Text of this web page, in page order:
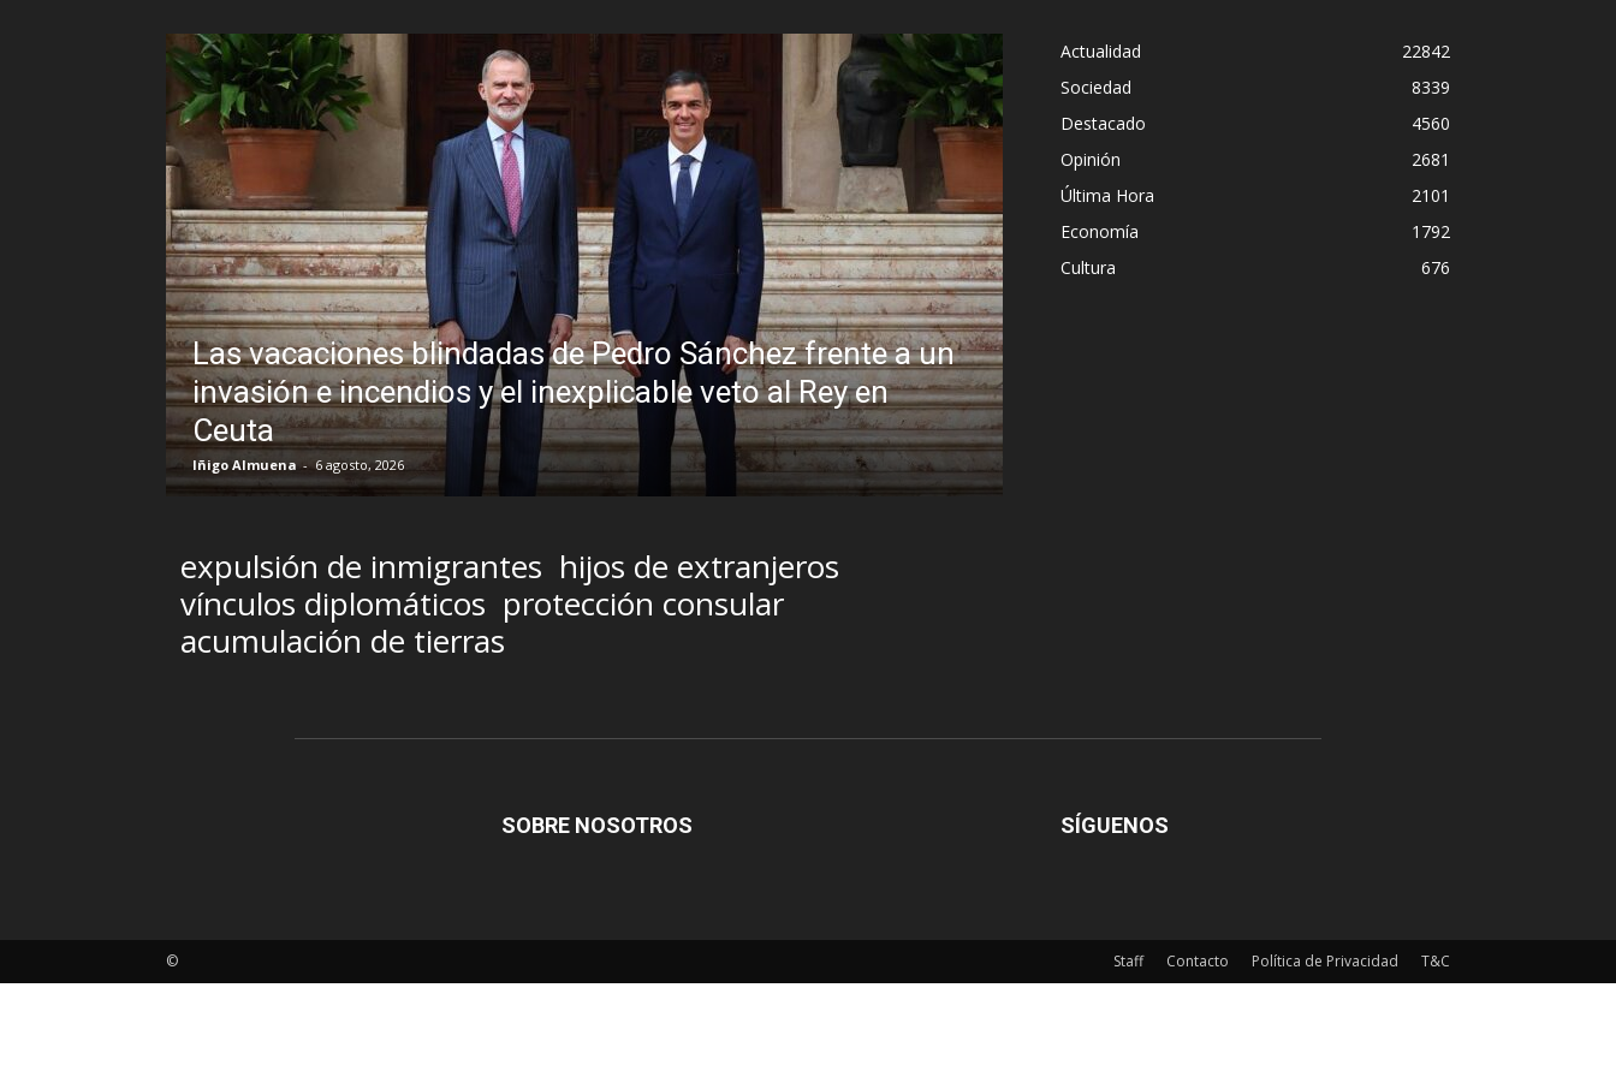
Las vacaciones blindadas de Pedro Sánchez frente a un
invasión e incendios y el inexplicable veto al Rey en
Ceuta
Iñigo Almuena - 6 agosto, 2026
expulsión de inmigrantes hijos de extranjeros
vínculos diplomáticos protección consular
acumulación de tierras
Actualidad
22842
Sociedad
8339
Destacado
4560
Opinión
2681
Última Hora
2101
Economía
1792
Cultura
676
SOBRE NOSOTROS SÍGUENOS
Staff Contacto Política de Privacidad T&C
©